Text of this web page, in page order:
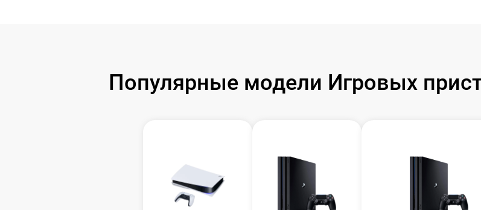
Популярные модели Игровых